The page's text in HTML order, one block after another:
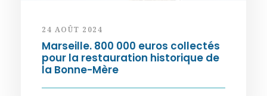
24 AOÛT 2024
Marseille. 800 000 euros collectés
pour la restauration historique de
la Bonne-Mère